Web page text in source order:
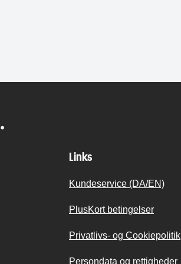
Links
Kundeservice (DA/EN)
PlusKort betingelser
Privatlivs- og Cookiepolitik
Persondata og rettigheder